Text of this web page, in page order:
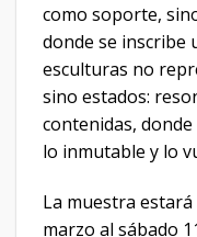
como soporte,
donde se inscribe
esculturas no
sino estados:
contenidas,
lo inmutable y lo
La muestra
marzo al sábado